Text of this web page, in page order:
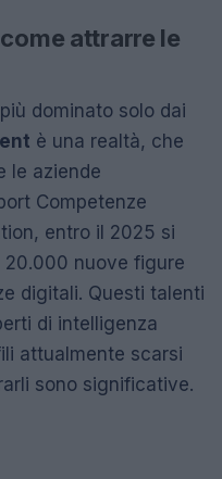
attrarre le
dominato solo dai
è una realtà, che
le aziende
Competenze
entro il 2025 si
nuove figure
digitali. Questi talenti
di intelligenza
attualmente scarsi
sono significative.